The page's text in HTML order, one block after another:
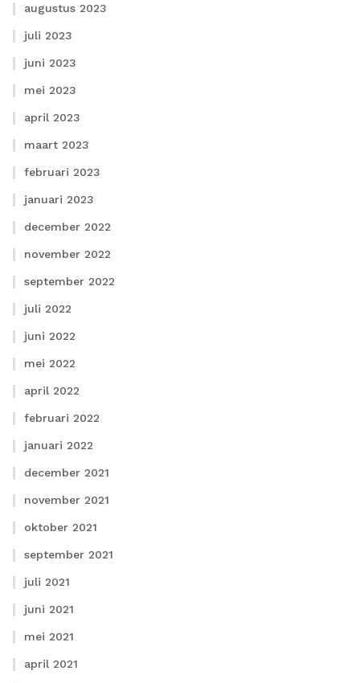
augustus 2023
juli 2023
juni 2023
mei 2023
april 2023
maart 2023
februari 2023
januari 2023
december 2022
november 2022
september 2022
juli 2022
juni 2022
mei 2022
april 2022
februari 2022
januari 2022
december 2021
november 2021
oktober 2021
september 2021
juli 2021
juni 2021
mei 2021
april 2021